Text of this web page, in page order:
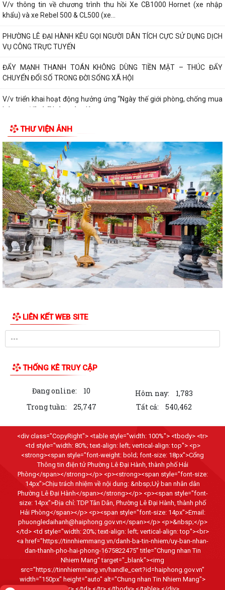
V/v thông tin về chương trình thu hồi Xe CB1000 Hornet (xe nhập
khẩu) và xe Rebel 500 & CL500 (xe...
PHƯỜNG LÊ ĐẠI HÀNH KÊU GỌI NGƯỜI DÂN TÍCH CỰC SỬ DỤNG DỊCH
VỤ CÔNG TRỰC TUYẾN
ĐẨY MẠNH THANH TOÁN KHÔNG DÙNG TIỀN MẶT – THÚC ĐẨY
CHUYỂN ĐỔI SỐ TRONG ĐỜI SỐNG XÃ HỘI
V/v triển khai hoạt động hưởng ứng “Ngày thế giới phòng, chống mua
bán người” và “Ngày toàn dân...
Kế hoạch triển khai cài đặt, sử dụng ứng dựng eTax mobile phục vụ
nộp thuế sử dụng đất phi nông...
PHƯỜNG LÊ ĐẠI HÀNH THAM DỰ HỘI NGHỊ TOÀN QUỐC QUÁN TRIỆT,
TRIỂN KHAI NGHỊ QUYẾT HỘI NGHỊ TRUNG ƯƠNG...
HOẠT ĐỘNG CỦA HỘI CỰU CHIẾN BINH PHƯỜNG LÊ ĐẠI HÀNH NHÂN KỶ
NIỆM 79 NĂM NGÀY THƯƠNG BINH - LIỆT SĨ...
ỦY BAN MTTQ VIỆT NAM PHƯỜNG LÊ ĐẠI HÀNH PHỐI HỢP VỚI NGÂN
HÀNG CHÍNH SÁCH XÃ HỘI CHÍ LINH THĂM,...
THÔNG BÁO Kết quả kỳ họp thứ Năm (Kỳ họp thường lệ giữa năm
2026) Hội đồng nhân dân phường khóa...
THÔNG BÁO LỄ DÂNG HƯƠNG THẮP NẾN TRI ÂN CÁC ANH HÙNG LIỆT
CHIẾN DỊCH 500 NGÀY ĐÊM ĐẨY MẠNH THỰC HIỆN, TÌM KIẾM, QUY
TẬP, XÁC ĐỊNH DANH TÍNH HÀI CỐT LIỆT SĨ
công tác xây dựng văn bản quy...
Chỉ thị số 07-CT/TW đẩy mạnh học tập, thực hành tư tưởng, đạo đức,
phương pháp, phong cách Hồ Chí...
Hướng dẫn Quản lý và sử dụng thẻ Đảng viên
Thông báo về việc tăng cường cảnh giác với các đối tượng nhận làm
dịch vụ đất đai trái quy định của...
THĂM TẶNG QUÀ GIA ĐÌNH CHÍNH SÁCH NHÂN DỊP KỶ NIỆM 79 NĂM
NGÀY THƯƠNG BINH - LIỆT SĨ
BÀI TUYÊN TRUYỀN KỶ NIỆM 79 NĂM NGÀY THƯƠNG BINH - LIỆT SĨ
(27/7/1947 - 27/7/2026).
THƯỜNG TRỰC ĐẢNG ỦY PHƯỜNG LÊ ĐẠI HÀNH THĂM, TẶNG QUÀ
NGƯỜI CÓ CÔNG NHÂN DỊP KỶ NIỆM 79 NĂM NGÀY...
KHAI MẠC GIẢI BÓNG ĐÁ THIẾU NHI U11 PHƯỜNG LÊ ĐẠI HÀNH NĂM
THƯ VIỆN ẢNH
LIÊN KẾT WEB SITE
THỐNG KÊ TRUY CẬP
Đang online: 10 Hôm nay:
1,783
Trong tuần:
25,747 Tất cả: 540,462
<div class="CopyRight"> <table style="width: 100%"> <tbody> <tr>
<td style="width: 80%; text-align: left; vertical-align: top"> <p>
<strong><span style="font-weight: bold; font-size: 18px">Cổng
Thông tin điện tử Phường Lê Đại Hành, thành phố Hải
Phòng</span></strong></p> <p><strong><span style="font-size:
14px">Chịu trách nhiệm về nội dung: &nbsp;Uỷ ban nhân dân
Phường Lê Đại Hành</span></strong></p> <p><span style="font-
size: 14px">Địa chỉ: TDP Tân Dân, Phường Lê Đại Hành, thành phố
Hải Phòng</span></p> <p><span style="font-size: 14px">Email:
phuongledaihanh@haiphong.gov.vn</span></p> <p>&nbsp;</p>
</td> <td style="width: 20%; text-align: left; vertical-align: top"><br>
<a href="https://tinnhiemmang.vn/danh-ba-tin-nhiem/uy-ban-nhan-
dan-thanh-pho-hai-phong-1675822475" title="Chung nhan Tin
Nhiem Mang" target="_blank"><img
src="https://tinnhiemmang.vn/handle_cert?id=haiphong.gov.vn"
width="150px" height="auto" alt="Chung nhan Tin Nhiem Mang">